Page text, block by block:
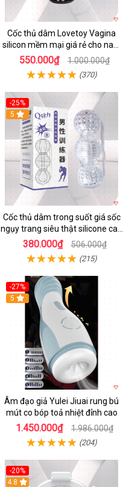
Cốc thủ dâm Lovetoy Vagina
silicon mềm mại giá rẻ cho nam
cực sướng
550.000₫ 1.000.000₫
(370)
-25%
5
Cốc thủ dâm trong suốt giá sốc
ngụy trang siêu thật silicone cao
cấp
380.000₫ 506.000₫
(215)
-27%
5
Âm đạo giả Yulei Jiuai rung bú
mút co bóp toả nhiệt đỉnh cao
1.450.000₫ 1.986.000₫
(204)
-20%
4.8